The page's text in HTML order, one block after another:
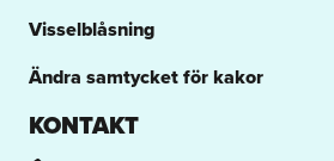
Visselblåsning
Ändra samtycket för kakor
KONTAKT